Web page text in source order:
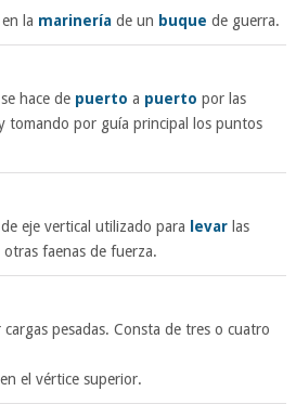
la marineríade un buque de guerra.
hace de puerto a puerto por las
tomando por guía principal los puntos
eje vertical utilizado para levarlas
faenas de fuerza.
pesadas. Consta de tres o cuatro
en el vértice superior.